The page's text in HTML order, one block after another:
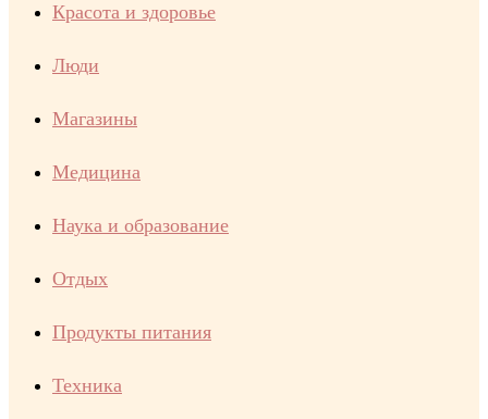
Красота и здоровье
Люди
Магазины
Медицина
Наука и образование
Отдых
Продукты питания
Техника